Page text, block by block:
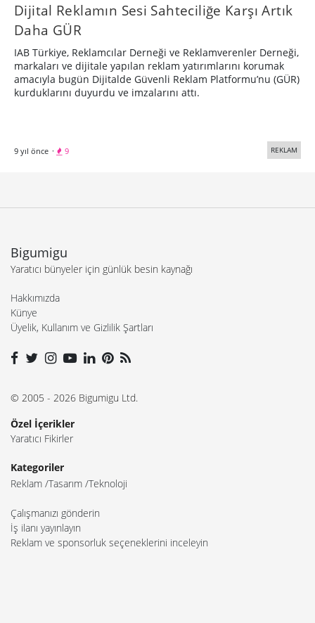
Dijital Reklamın Sesi Sahteciliğe Karşı Artık
Daha GÜR
IAB Türkiye, Reklamcılar Derneği ve Reklamverenler Derneği,
markaları ve dijitale yapılan reklam yatırımlarını korumak
amacıyla bugün Dijitalde Güvenli Reklam Platformu’nu (GÜR)
kurduklarını duyurdu ve imzalarını attı.
9 yıl önce · 9 REKLAM
Bigumigu
Yaratıcı bünyeler için günlük besin kaynağı
Hakkımızda
Künye
Üyelik, Kullanım ve Gizlilik Şartları
© 2005 - 2026 Bigumigu Ltd.
Özel İçerikler
Yaratıcı Fikirler
Kategoriler
Reklam Tasarım Teknoloji
Çalışmanızı gönderin
İş ilanı yayınlayın
Reklam ve sponsorluk seçeneklerini inceleyin